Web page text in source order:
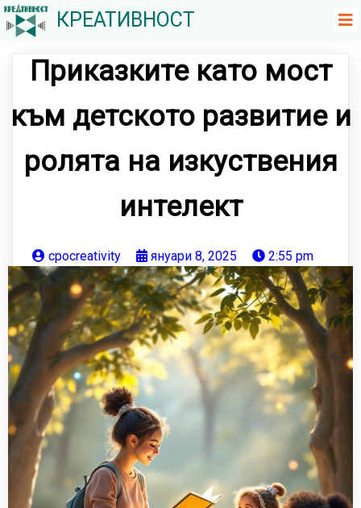
КРЕАТИВНОСТ
Приказките като мост
към детското развитие и
ролята на изкуствения
интелект
cpocreativity януари 8, 2025 2:55 pm